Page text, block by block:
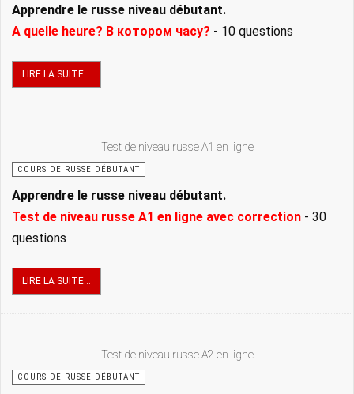
Apprendre le russe niveau débutant.
A quelle heure? В котором часу? - 10 questions
LIRE LA SUITE...
Test de niveau russe A1 en ligne
COURS DE RUSSE DÉBUTANT
Apprendre le russe niveau débutant.
Test de niveau russe A1 en ligne avec correction - 30
questions
LIRE LA SUITE...
Test de niveau russe A2 en ligne
COURS DE RUSSE DÉBUTANT